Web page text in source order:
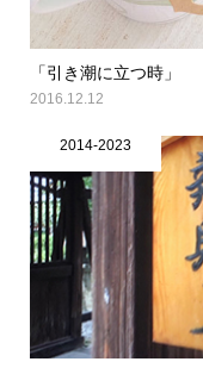
「引き潮に立つ時」
2016.12.12
2014-2023